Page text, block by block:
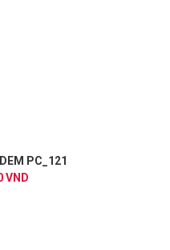
PC_121
VND